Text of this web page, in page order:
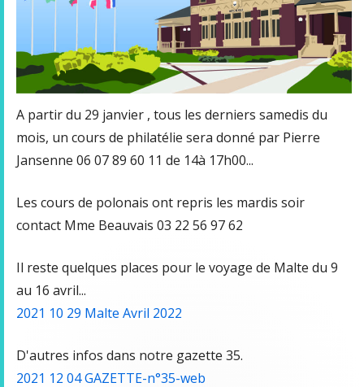
A partir du 29 janvier , tous les derniers samedis du
mois, un cours de philatélie sera donné par Pierre
Jansenne 06 07 89 60 11 de 14à 17h00...
Les cours de polonais ont repris les mardis soir
contact Mme Beauvais 03 22 56 97 62
Il reste quelques places pour le voyage de Malte du 9
au 16 avril...
2021 10 29 Malte Avril 2022
D'autres infos dans notre gazette 35.
2021 12 04 GAZETTE-n°35-web